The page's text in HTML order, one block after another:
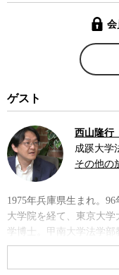
会
ゲスト
西山隆行
成蹊大学
その他の
1975年兵庫県生まれ。
大学院を経て、東京大
学博士。甲南大学法学部
政治・アメリカ政治。著
治―制度・文化・歴史』